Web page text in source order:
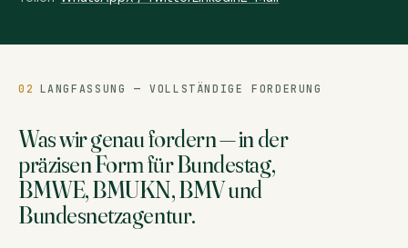
02 LANGFASSUNG — VOLLSTÄNDIGE FORDERUNG
Was wir genau fordern — in der
präzisen Form für Bundestag,
BMWE, BMUKN, BMV und
Bundesnetzagentur.